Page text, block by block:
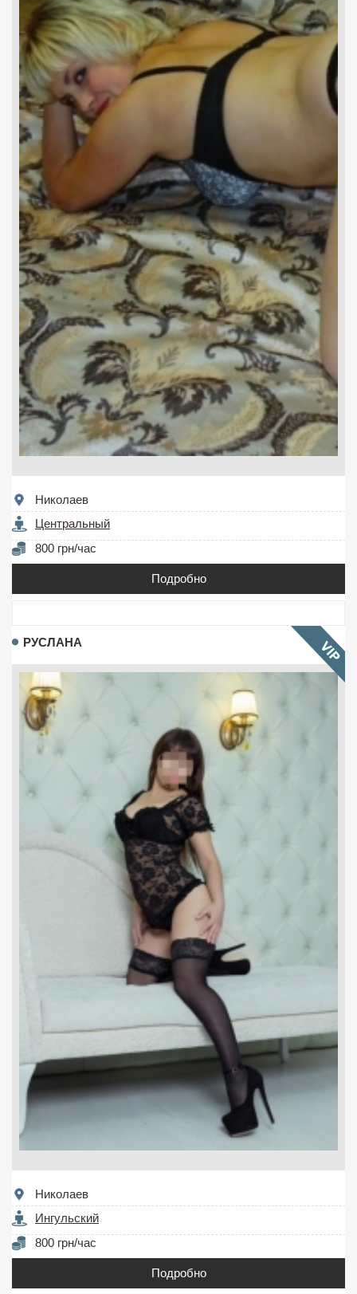
Николаев
Центральный
800 грн/час
Подробно
РУСЛАНА
Николаев
Ингульский
800 грн/час
Подробно